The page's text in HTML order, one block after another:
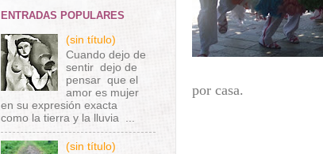
por casa.
ENTRADAS POPULARES
(sin título)
Cuando dejo de
sentir dejo de
pensar que el
amor es mujer
en su expresión exacta
como la tierra y la lluvia ...
(sin título)